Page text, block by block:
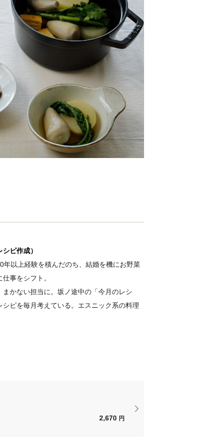
ピ作成）
年以上経験を積んだのち、結婚を機にお野菜
事をシフト。
かない担当に。坂ノ途中の「今月のレシ
ピを毎月考えている。エスニック系の料理
2,670 円